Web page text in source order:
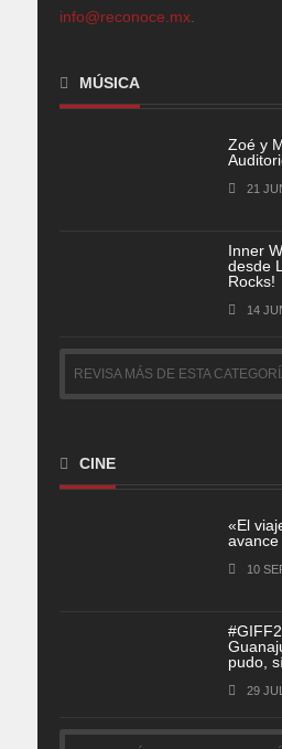
info@reconoce.mx
MÚSICA
Zoé y
21
Inner
desde
Rocks!
14
REVISA MÁS DE ESTA
CINE
«El
10
pudo,
29